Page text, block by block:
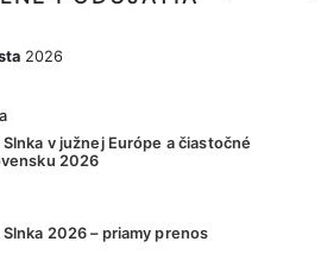
2026
v južnej Európe a čiastočné
2026
2026 – priamy prenos